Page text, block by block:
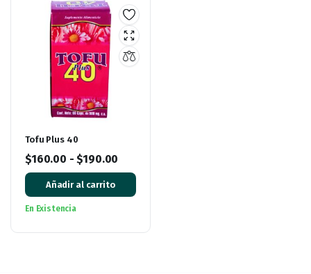
Tofu Plus 40
$160.00 - $190.00
Añadir al carrito
En Existencia